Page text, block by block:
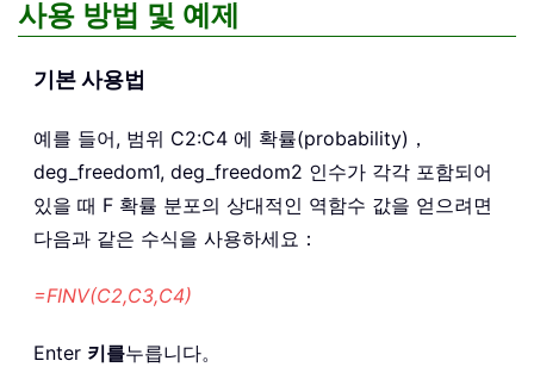
사용 방법 및 예제
기본 사용법
예를 들어, 범위 C2:C4 에 확률(probability)，
deg_freedom1, deg_freedom2 인수가 각각 포함되어
있을 때 F 확률 분포의 상대적인 역함수 값을 얻으려면
다음과 같은 수식을 사용하세요：
=FINV(C2,C3,C4)
Enter 키를누릅니다。